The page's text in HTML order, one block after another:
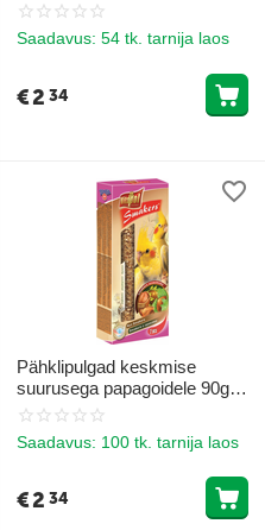
STANDARD Smakers mesi
undulataatidele
Saadavus: 54 tk. tarnija laos
€2 34
Pähklipulgad keskmise
suurusega papagoidele 90g -
Vitapol STANDARD Smakers
Saadavus: 100 tk. tarnija laos
€2 34